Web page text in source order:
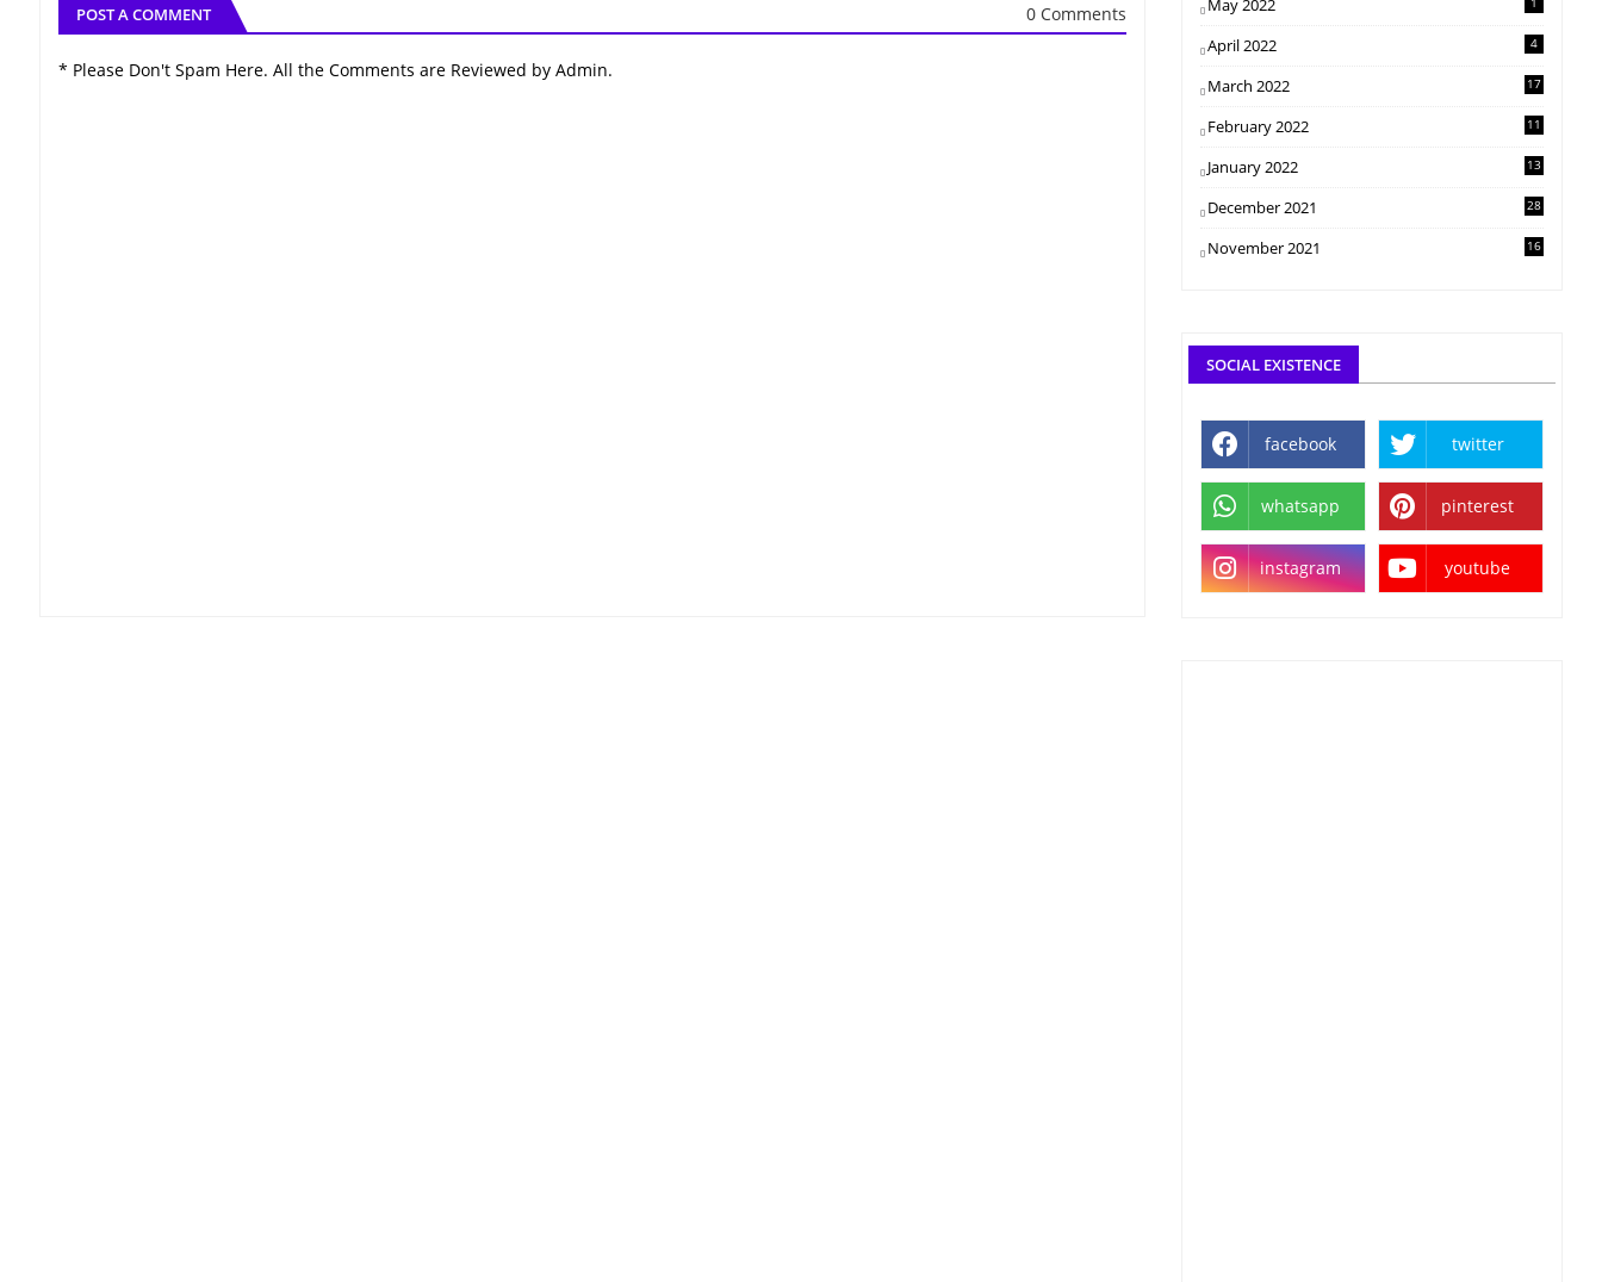
POST A COMMENT 0 Comments
* Please Don't Spam Here. All the Comments are Reviewed by Admin.
May 2022
April 2022 4
March 2022 17
February 2022 11
January 2022 13
December 2021 28
November 2021 16
SOCIAL EXISTENCE
facebook twitter
whatsapp pinterest
instagram youtube